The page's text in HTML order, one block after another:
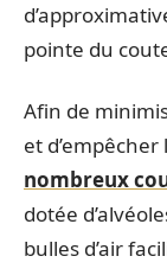
pointe du
Afin de
et
nombreux
dotée
bulles d’air